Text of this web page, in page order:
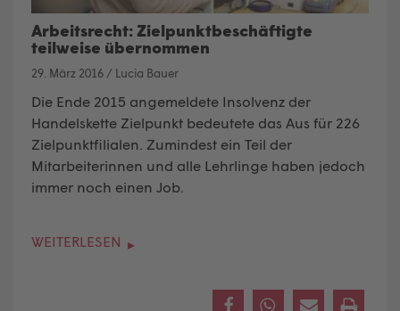
Arbeitsrecht: Zielpunktbeschäftigte
teilweise übernommen
29. März 2016 / Lucia Bauer
Die Ende 2015 angemeldete Insolvenz der
Handelskette Zielpunkt bedeutete das Aus für 226
Zielpunktfilialen. Zumindest ein Teil der
Mitarbeiterinnen und alle Lehrlinge haben jedoch
immer noch einen Job.
WEITERLESEN